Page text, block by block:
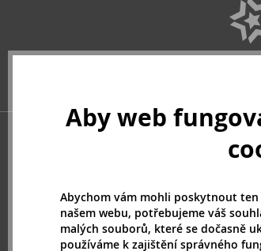
Aby web
Abychom vám mohli poskytnout
našem webu, potřebujeme váš
malých souborů, které se dočasně
používáme k zajištění správného